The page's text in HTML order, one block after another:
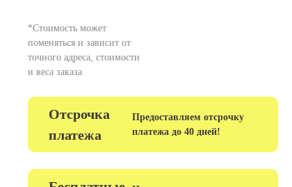
*Стоимость может
поменяться и зависит от
точного адреса, стоимости
и веса заказа
Отсрочка
платежа
Предоставляем отсрочку
платежа до 40 дней!